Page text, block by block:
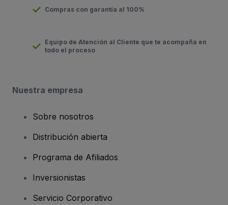
Compras con garantía al 100%
Equipo de Atención al Cliente que te acompaña en
todo el proceso
Nuestra empresa
Sobre nosotros
Distribución abierta
Programa de Afiliados
Inversionistas
Servicio Corporativo